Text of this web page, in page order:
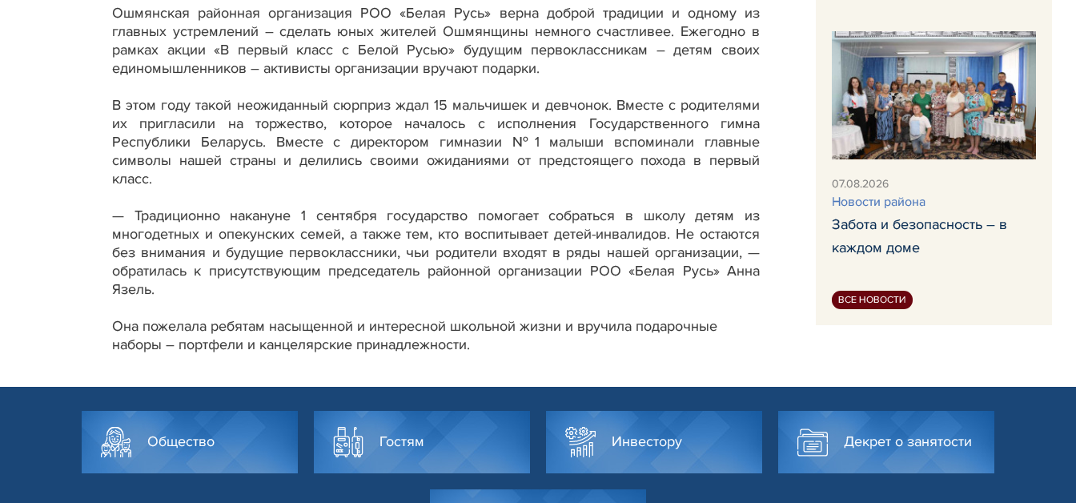
Ошмянская районная организация РОО «Белая Русь» верна доброй традиции и одному из
главных устремлений – сделать юных жителей Ошмянщины немного счастливее. Ежегодно в
рамках акции «В первый класс с Белой Русью» будущим первоклассникам – детям своих
единомышленников – активисты организации вручают подарки.
В этом году такой неожиданный сюрприз ждал 15 мальчишек и девчонок. Вместе с родителями
их пригласили на торжество, которое началось с исполнения Государственного гимна
Республики Беларусь. Вместе с директором гимназии №1 малыши вспоминали главные
символы нашей страны и делились своими ожиданиями от предстоящего похода в первый
класс.
— Традиционно накануне 1 сентября государство помогает собраться в школу детям из
многодетных и опекунских семей, а также тем, кто воспитывает детей-инвалидов. Не остаются
без внимания и будущие первоклассники, чьи родители входят в ряды нашей организации, —
обратилась к присутствующим председатель районной организации РОО «Белая Русь» Анна
Язель.
Она пожелала ребятам насыщенной и интересной школьной жизни и вручила подарочные
наборы – портфели и канцелярские принадлежности.
07.08.2026
Новости района
Забота и безопасность – в
каждом доме
ВСЕ НОВОСТИ
Общество Гостям Инвестору Декрет о занятости